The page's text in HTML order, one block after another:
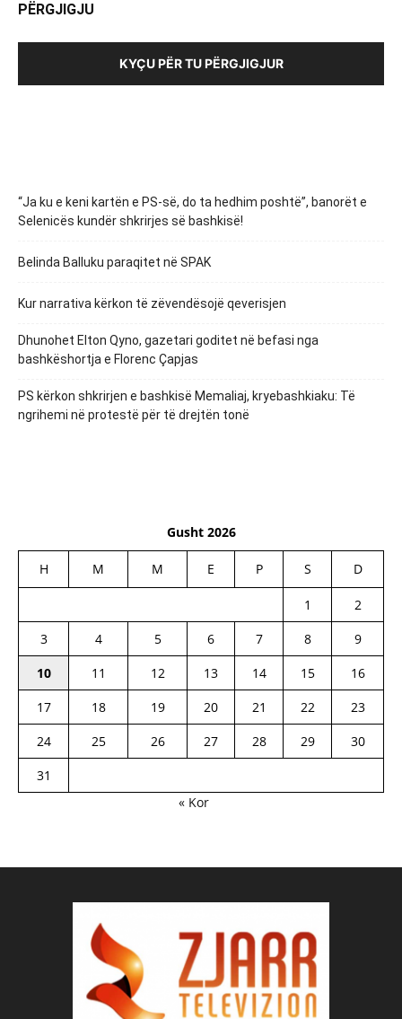
PËRGJIGJU
KYÇU PËR TU PËRGJIGJUR
“Ja ku e keni kartën e PS-së, do ta hedhim poshtë”, banorët e
Selenicës kundër shkrirjes së bashkisë!
Belinda Balluku paraqitet në SPAK
Kur narrativa kërkon të zëvendësojë qeverisjen
Dhunohet Elton Qyno, gazetari goditet në befasi nga
bashkëshortja e Florenc Çapjas
PS kërkon shkrirjen e bashkisë Memaliaj, kryebashkiaku: Të
ngrihemi në protestë për të drejtën tonë
Gusht 2026
H M M E P S D
1
2
3
4 5 6 7 8
9
10
11 12 13 14 15
16
17
18 19 20 21 22
23
24
25 26 27 28 29
30
31
« Kor